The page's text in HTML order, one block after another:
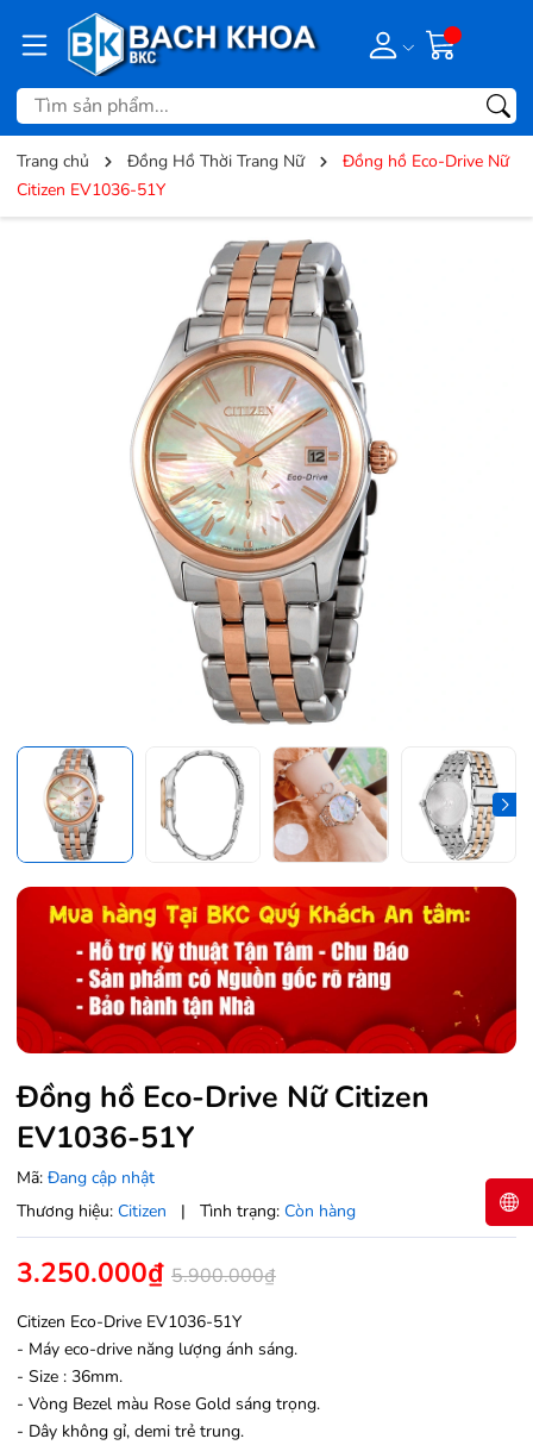
Trang chủ Đồng Hồ Thời Trang Nữ
Đồng hồ Eco-Drive Nữ
Citizen EV1036-51Y
Đồng hồ Eco-Drive Nữ Citizen
EV1036-51Y
Mã: Đang cập nhật
Thương hiệu: Citizen | Tình trạng: Còn hàng
3.250.000₫ 5.900.000₫
Citizen Eco-Drive EV1036-51Y
- Máy eco-drive năng lượng ánh sáng.
- Size : 36mm.
- Vòng Bezel màu Rose Gold sáng trọng.
- Dây không gỉ, demi trẻ trung.